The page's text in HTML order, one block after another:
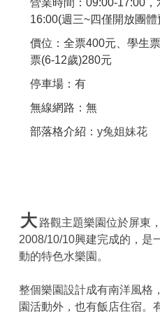
16:00(週三~四僅開放團
價位：全票400元、學生
票(6-12歲)280元
停車場：有
無線網路：無
部落格介紹： y兔姐妹花
大 路觀主題樂園位於屏東
2008/10/10興建完成的，是
動的特色水樂園。
整個樂園設計成有南洋風格
園活動外，也有飯店住宿。